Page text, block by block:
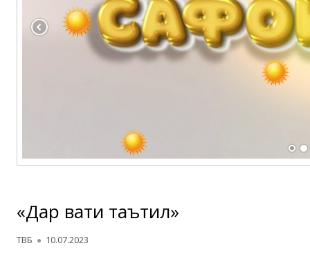
«Дар вақти таътил»
Автор
ТВБ Опубликовано
10.07.2023